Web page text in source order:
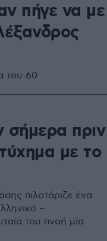
πήγε να με
του 60
πριν
με το
πιλοτάριζε ένα
–
του πνοή μία